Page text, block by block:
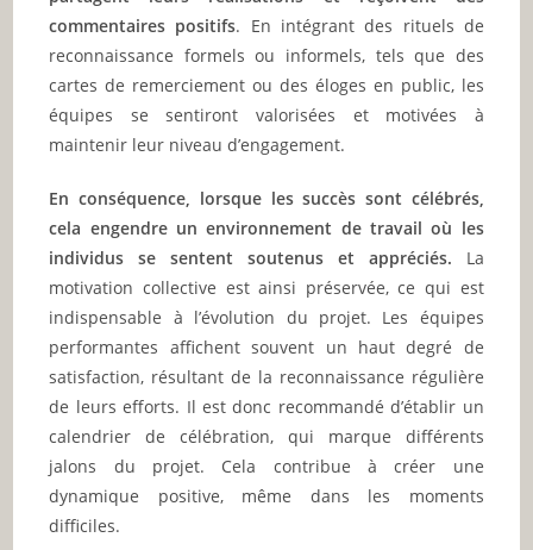
commentaires positifs. En intégrant des rituels de
reconnaissance formels ou informels, tels que des
cartes de remerciement ou des éloges en public, les
équipes se sentiront valorisées et motivées à
maintenir leur niveau d’engagement.
En conséquence, lorsque les succès sont célébrés,
cela engendre un environnement de travail où les
individus se sentent soutenus et appréciés. La
motivation collective est ainsi préservée, ce qui est
indispensable à l’évolution du projet. Les équipes
performantes affichent souvent un haut degré de
satisfaction, résultant de la reconnaissance régulière
de leurs efforts. Il est donc recommandé d’établir un
calendrier de célébration, qui marque différents
jalons du projet. Cela contribue à créer une
dynamique positive, même dans les moments
difficiles.